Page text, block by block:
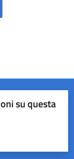
su questa